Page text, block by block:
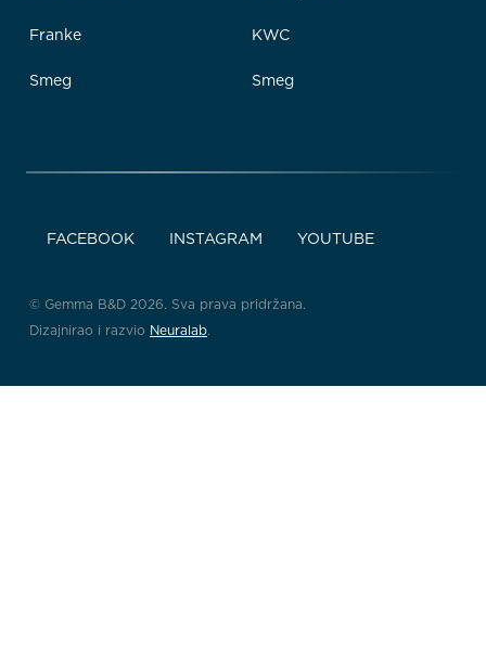
Franke
Smeg
KWC
Smeg
FACEBOOK INSTAGRAM YOUTUBE
© Gemma B&D 2026. Sva prava pridržana.
Dizajnirao i razvio Neuralab.